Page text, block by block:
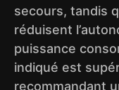
secours, tandis
réduisent
puissance
indiqué est
recommandant